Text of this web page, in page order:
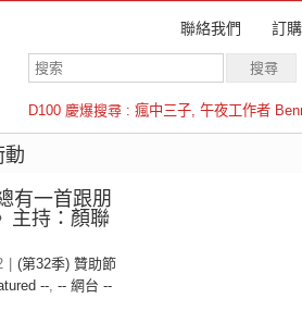
聯絡我們 訂
D100 慶爆搜尋 : 瘋中三子, 午夜工作者
羅倫斯
動
有一首跟朋
主持：顏聯
(第32季) 贊助節
--, -- 網台 --